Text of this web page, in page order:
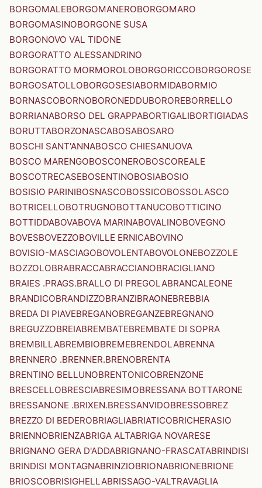
BORGOMALEBORGOMANEROBORGOMARO
BORGOMASINOBORGONE SUSA
BORGONOVO VAL TIDONE
BORGORATTO ALESSANDRINO
BORGORATTO MORMOROLOBORGORICCOBORGOROSE
BORGOSATOLLOBORGOSESIABORMIDABORMIO
BORNASCOBORNOBORONEDDUBOROREBORRELLO
BORRIANABORSO DEL GRAPPABORTIGALIBORTIGIADAS
BORUTTABORZONASCABOSABOSARO
BOSCHI SANT'ANNABOSCO CHIESANUOVA
BOSCO MARENGOBOSCONEROBOSCOREALE
BOSCOTRECASEBOSENTINOBOSIABOSIO
BOSISIO PARINIBOSNASCOBOSSICOBOSSOLASCO
BOTRICELLOBOTRUGNOBOTTANUCOBOTTICINO
BOTTIDDABOVABOVA MARINABOVALINOBOVEGNO
BOVESBOVEZZOBOVILLE ERNICABOVINO
BOVISIO-MASCIAGOBOVOLENTABOVOLONEBOZZOLE
BOZZOLOBRABRACCABRACCIANOBRACIGLIANO
BRAIES .PRAGS.BRALLO DI PREGOLABRANCALEONE
BRANDICOBRANDIZZOBRANZIBRAONEBREBBIA
BREDA DI PIAVEBREGANOBREGANZEBREGNANO
BREGUZZOBREIABREMBATEBREMBATE DI SOPRA
BREMBILLABREMBIOBREMEBRENDOLABRENNA
BRENNERO .BRENNER.BRENOBRENTA
BRENTINO BELLUNOBRENTONICOBRENZONE
BRESCELLOBRESCIABRESIMOBRESSANA BOTTARONE
BRESSANONE .BRIXEN.BRESSANVIDOBRESSOBREZ
BREZZO DI BEDEROBRIAGLIABRIATICOBRICHERASIO
BRIENNOBRIENZABRIGA ALTABRIGA NOVARESE
BRIGNANO GERA D'ADDABRIGNANO-FRASCATABRINDISI
BRINDISI MONTAGNABRINZIOBRIONABRIONEBRIONE
BRIOSCOBRISIGHELLABRISSAGO-VALTRAVAGLIA